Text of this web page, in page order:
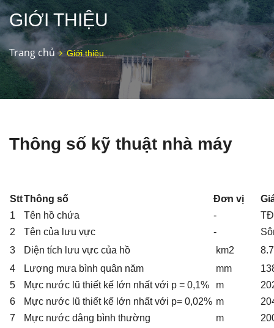
GIỚI THIỆU
Trang chủ Giới thiệu
Thông số kỹ thuật nhà máy
SttThông số Đơn vị
1
Tên hồ chứa -
2
Tên của lưu vực -
3
Diện tích lưu vực của hồ km2
4
Lượng mưa bình quân năm mm
5
Mực nước lũ thiết kế lớn nhất với p = 0,1% m
6
Mực nước lũ thiết kế lớn nhất với p= 0,02% m
7
Mực nước dâng bình thường m